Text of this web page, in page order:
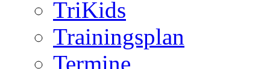
TriKids
Trainingsplan
Termine